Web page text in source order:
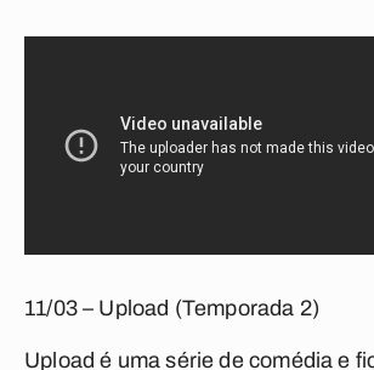
11/03 – Upload (Temporada 2)
Uploadé uma série de comédia e